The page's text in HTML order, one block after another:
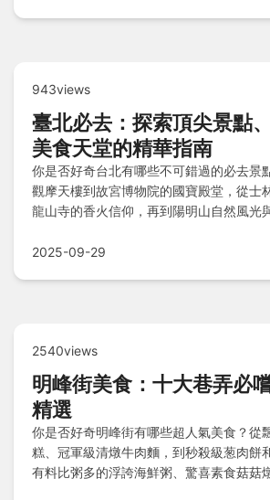
943views
臺北必去：探索頂尖景點
美食天堂的精華指南
你是否好奇台北有哪些不可錯過的必去景
觀摩天樓到故宮博物院的國寶殿堂，從士
龍山寺的香火信仰，再到陽明山自然風光
Q&A解答常見疑問，帶你輕鬆規劃深度之
2025-09-29
2540views
明峰街美食：十大巷弄必
精選
你是否好奇明峰街有哪些超人氣美食？從
糕、冠軍級清燉牛肉麵，到秒殺級葱肉餅
有料比粥多的浮誇海鮮粥、驚喜素食菇菇